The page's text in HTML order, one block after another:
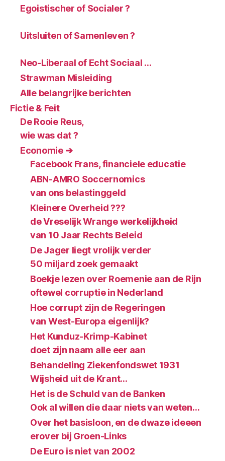
Egoistischer of Socialer ?
Uitsluiten of Samenleven ?
Neo-Liberaal of Echt Sociaal …
Strawman Misleiding
Alle belangrijke berichten
Fictie & Feit
De Rooie Reus,
wie was dat ?
Economie ➔
Facebook Frans, financiele educatie
ABN-AMRO Soccernomics
van ons belastinggeld
Kleinere Overheid ???
de Vreselijk Wrange werkelijkheid
van 10 Jaar Rechts Beleid
De Jager liegt vrolijk verder
50 miljard zoek gemaakt
Boekje lezen over Roemenie aan de Rijn
oftewel corruptie in Nederland
Hoe corrupt zijn de Regeringen
van West-Europa eigenlijk?
Het Kunduz-Krimp-Kabinet
doet zijn naam alle eer aan
Behandeling Ziekenfondswet 1931
Wijsheid uit de Krant…
Het is de Schuld van de Banken
Ook al willen die daar niets van weten…
Over het basisloon, en de dwaze ideeen
erover bij Groen-Links
De Euro is niet van 2002